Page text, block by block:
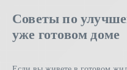
Советы по
уже готовом доме